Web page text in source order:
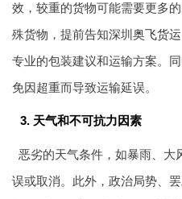
效，较重的货物可能需要更多
殊货物，提前告知深圳 奥飞货运
专业的包装建议和运输方案。
免因超重而导致运输延误。
3. 天气和不可抗力因素
恶劣的天气条件，如暴雨、大
误或取消。此外，政治局势、